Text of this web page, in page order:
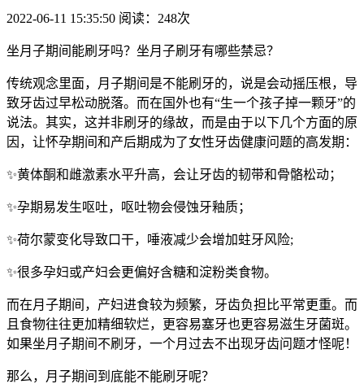
2022-06-11 15:35:50 阅读：248次
坐月子期间能刷牙吗？坐月子刷牙有哪些禁忌？
传统观念里面，月子期间是不能刷牙的，说是会动摇压根，导
致牙齿过早松动脱落。而在国外也有“生一个孩子掉一颗牙”的
说法。其实，这并非刷牙的缘故，而是由于以下几个方面的原
因，让怀孕期间和产后期成为了女性牙齿健康问题的高发期：
✨黄体酮和雌激素水平升高，会让牙齿的韧带和骨骼松动；
✨孕期易发生呕吐，呕吐物会侵蚀牙釉质；
✨荷尔蒙变化导致口干，唾液减少会增加蛀牙风险;
✨很多孕妇或产妇会更偏好含糖和淀粉类食物。
而在月子期间，产妇进食较为频繁，牙齿负担比平常更重。而
且食物往往更加精细软烂，更容易塞牙也更容易滋生牙菌斑。
如果坐月子期间不刷牙，一个月过去不出现牙齿问题才怪呢！
那么，月子期间到底能不能刷牙呢？